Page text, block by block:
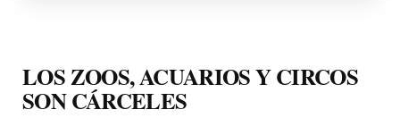
LOS ZOOS, ACUARIOS Y CIRCOS
SON CÁRCELES